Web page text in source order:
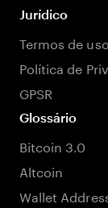
Jurídico
Termos de uso
Política de
GPSR
Glossário
Bitcoin 3.0
Altcoin
Wallet